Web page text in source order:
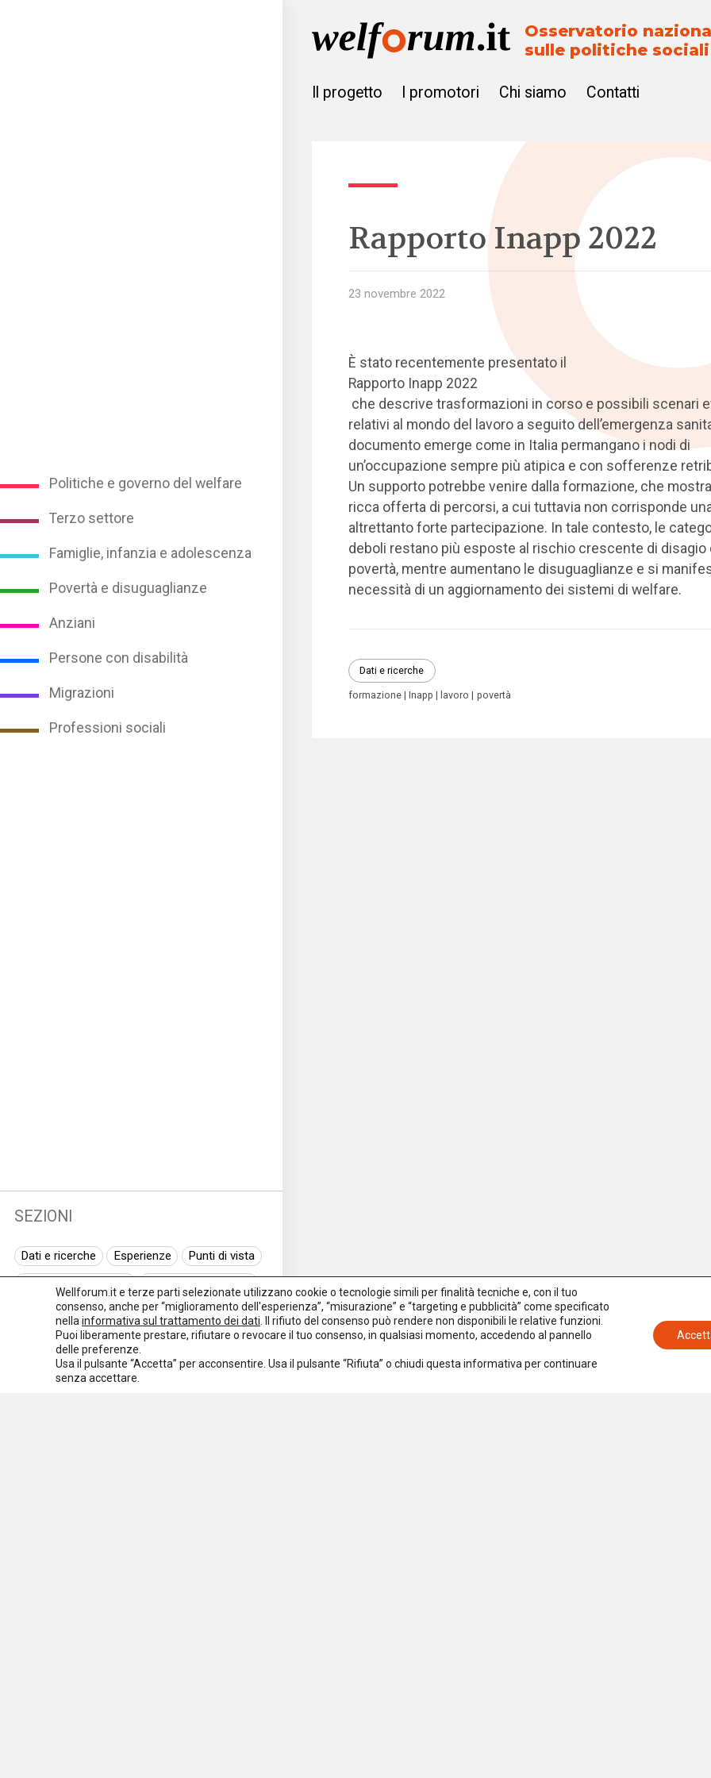
Politiche e governo del welfare
Terzo settore
Famiglie, infanzia e adolescenza
Povertà e disuguaglianze
Anziani
Persone con disabilità
Migrazioni
Professioni sociali
SEZIONI
Dati e ricerche Esperienze
Punti di vista
Normativa europea
Rassegna normativa
I seminari di Welforum
Eventi
Spazio ai promotori
Osservatorio
sulle politiche sociali
Il progetto I promotori Chi siamo Contatti
Rapporto Inapp 2022
23 novembre 2022
È stato recentemente presentato il
Rapporto Inapp 2022
che descrive trasformazioni in corso e possibili scenari
relativi al mondo del lavoro a seguito dell’emergenza
documento emerge come in Italia permangano i nodi di
un’occupazione sempre più atipica e con sofferenze
Un supporto potrebbe venire dalla formazione, che
ricca offerta di percorsi, a cui tuttavia non corrisponde
altrettanto forte partecipazione. In tale contesto, le
deboli restano più esposte al rischio crescente di disagio
povertà, mentre aumentano le disuguaglianze e si
necessità di un aggiornamento dei sistemi di welfare.
Dati e ricerche
formazione Inapp lavoro povertà
Wellforum.it e terze parti selezionate utilizzano cookie o tecnologie simili per finalità tecniche e, con il tuo
consenso, anche per “miglioramento dell'esperienza”, “misurazione” e “targeting e pubblicità” come specificato
nella informativa sul trattamento dei dati . Il rifiuto del consenso può rendere non disponibili le relative funzioni.
Puoi liberamente prestare, rifiutare o revocare il tuo consenso, in qualsiasi momento, accedendo al pannello
delle preferenze.
Usa il pulsante “Accetta” per acconsentire. Usa il pulsante “Rifiuta” o chiudi questa informativa per continuare
senza accettare.